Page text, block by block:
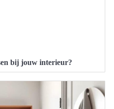
bij jouw interieur?